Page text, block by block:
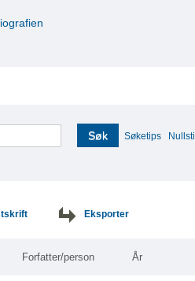
Søk Søketips Nullstill
Eksporter
Forfatter/person År